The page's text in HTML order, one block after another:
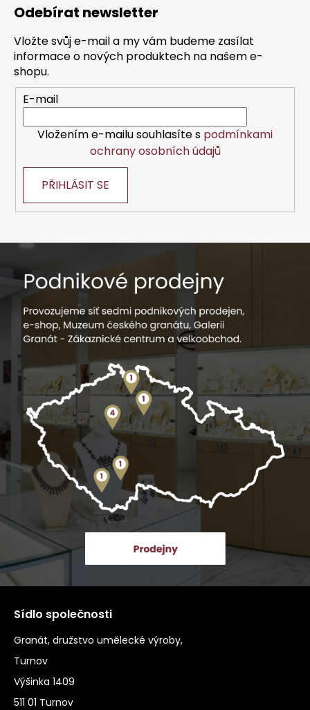
Odebírat newsletter
Vložte svůj e-mail a my vám budeme zasílat
informace o nových produktech na našem e-
shopu.
E-mail
Vložením e-mailu souhlasíte s podmínkami
ochrany osobních údajů
PŘIHLÁSIT SE
Sídlo společnosti
Granát, družstvo umělecké výroby,
Turnov
Výšinka 1409
511 01 Turnov